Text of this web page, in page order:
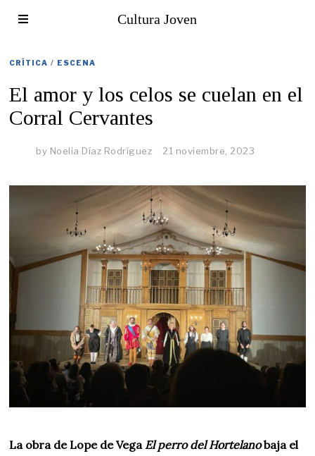
Cultura Joven
CRÍTICA / ESCENA
El amor y los celos se cuelan en el
Corral Cervantes
by Noelia Díaz Rodríguez 21 noviembre, 2023
La obra de Lope de Vega El perro del Hortelanobaja el